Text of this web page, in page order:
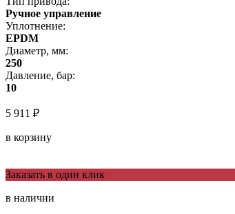
Ручное управление
Уплотнение:
EPDM
Диаметр, мм:
250
Давление, бар:
10
5 911 ₽
в корзину
Заказать в один клик
в наличии